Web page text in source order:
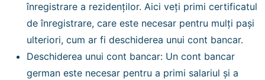
înregistrare a rezidenților. Aici veți primi certificatul
de înregistrare, care este necesar pentru mulți pași
ulteriori, cum ar fi deschiderea unui cont bancar.
Deschiderea unui cont bancar: Un cont bancar
german este necesar pentru a primi salariul și a